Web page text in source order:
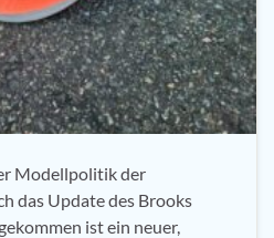
Modellpolitik der
das Update des Brooks
ist ein neuer,